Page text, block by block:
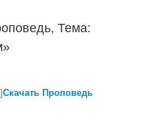
Тема:
Скачать Проповедь